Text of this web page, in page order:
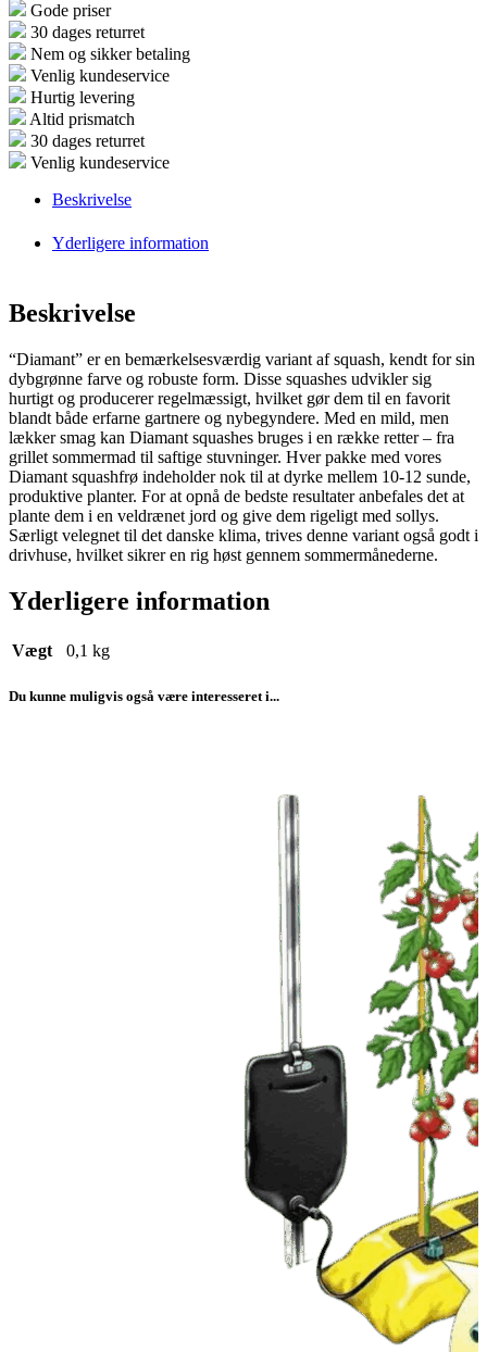
Gode priser
30 dages returret
Nem og sikker betaling
Venlig kundeservice
Hurtig levering
Altid prismatch
30 dages returret
Venlig kundeservice
Beskrivelse
Yderligere information
Beskrivelse
“Diamant” er en bemærkelsesværdig variant af squash, kendt for sin
dybgrønne farve og robuste form. Disse squashes udvikler sig
hurtigt og producerer regelmæssigt, hvilket gør dem til en favorit
blandt både erfarne gartnere og nybegyndere. Med en mild, men
lækker smag kan Diamant squashes bruges i en række retter – fra
grillet sommermad til saftige stuvninger. Hver pakke med vores
Diamant squashfrø indeholder nok til at dyrke mellem 10-12 sunde,
produktive planter. For at opnå de bedste resultater anbefales det at
plante dem i en veldrænet jord og give dem rigeligt med sollys.
Særligt velegnet til det danske klima, trives denne variant også godt i
drivhuse, hvilket sikrer en rig høst gennem sommermånederne.
Yderligere information
Vægt 0,1 kg
Du kunne muligvis også være interesseret i...